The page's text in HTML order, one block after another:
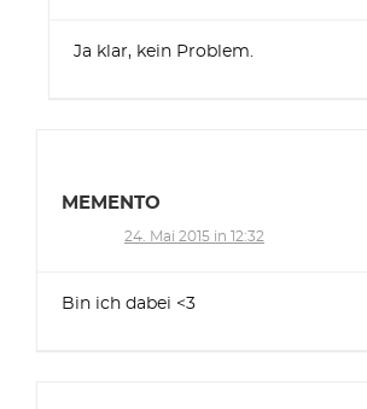
Ja klar, kein Problem.
MEMENTO
24. Mai 2015 in 12:32
Bin ich dabei <3